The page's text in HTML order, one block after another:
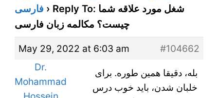
فارسی › Reply To: شغل مورد علاقه شما
چیست؟ مکالمه زبان فارسی
May 29, 2022 at 6:03 am
#104662
Dr.
Mohammad
بله، دقیقا همین طوره. برای
خلبان شدن، باید خوب درس